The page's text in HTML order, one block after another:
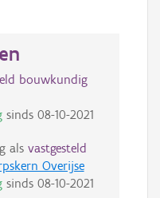
bouwkundig
sinds 08-10-2021
als vastgesteld
Overijse
sinds 08-10-2021